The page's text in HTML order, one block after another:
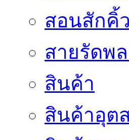
สอนสักคิ้ว
สายรัดพ
สินค้า
สินค้าอุต